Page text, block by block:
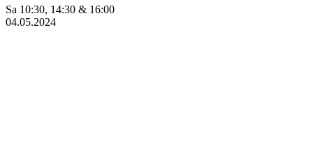
Sa 10:30, 14:30 & 16:00
04.05.2024